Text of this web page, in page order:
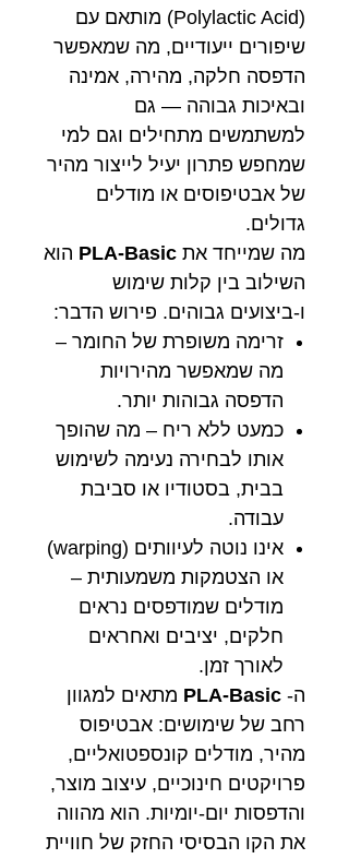
(Polylactic Acid) מותאם עם
שיפורים ייעודיים, מה שמאפשר
הדפסה חלקה, מהירה, אמינה
ובאיכות גבוהה — גם
למשתמשים מתחילים וגם למי
שמחפש פתרון יעיל לייצור מהיר
של אבטיפוסים או מודלים
גדולים.
מה שמייחד את PLA-Basic הוא
השילוב בין קלות שימוש
ו-ביצועים גבוהים. פירוש הדבר:
זרימה משופרת של החומר –
מה שמאפשר מהירויות
הדפסה גבוהות יותר.
כמעט ללא ריח – מה שהופך
אותו לבחירה נעימה לשימוש
בבית, בסטודיו או סביבת
עבודה.
אינו נוטה לעיוותים (warping)
או הצטמקות משמעותית –
מודלים שמודפסים נראים
חלקים, יציבים ואחראים
לאורך זמן.
ה- PLA-Basic מתאים למגוון
רחב של שימושים: אבטיפוס
מהיר, מודלים קונספטואליים,
פרויקטים חינוכיים, עיצוב מוצר,
והדפסות יום-יומיות. הוא מהווה
את הקו הבסיסי החזק של חוויית